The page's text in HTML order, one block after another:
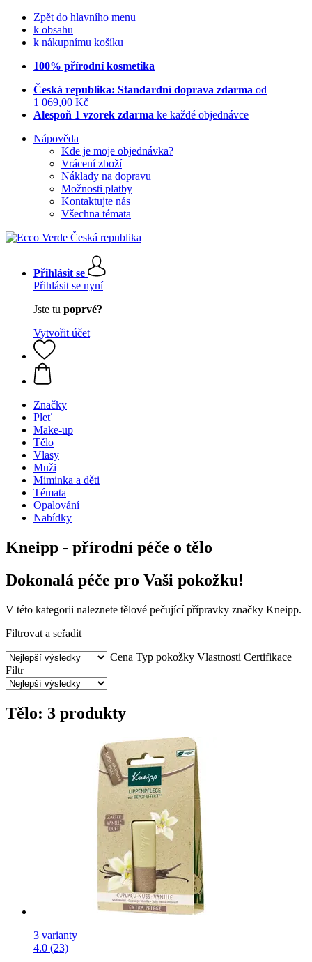
Zpět do hlavního menu
k obsahu
k nákupnímu košíku
100% přírodní kosmetika
Česká republika: Standardní doprava zdarma od
1 069,00 Kč
Alespoň 1 vzorek zdarma ke každé objednávce
Nápověda
Kde je moje objednávka?
Vrácení zboží
Náklady na dopravu
Možnosti platby
Kontaktujte nás
Všechna témata
Přihlásit se
Přihlásit se nyní
Jste tu poprvé?
Vytvořit účet
Značky
Pleť
Make-up
Tělo
Vlasy
Muži
Miminka a děti
Témata
Opalování
Nabídky
Kneipp - přírodní péče o tělo
Dokonalá péče pro Vaši pokožku!
V této kategorii naleznete tělové pečující přípravky značky Kneipp.
Filtrovat a seřadit
Cena Typ pokožky Vlastnosti Certifikace
Filtr
Tělo: 3 produkty
3 varianty
4.0 (23)